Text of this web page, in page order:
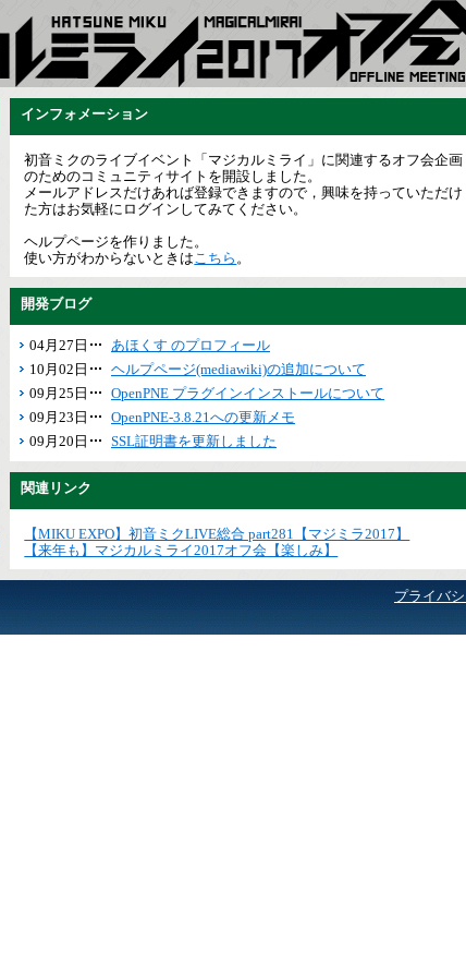
インフォメーション
初音ミクのライブイベント「マジカルミライ」に関連するオフ会企画
のためのコミュニティサイトを開設しました。
メールアドレスだけあれば登録できますので，興味を持っていただけ
た方はお気軽にログインしてみてください。
ヘルプページを作りました。
使い方がわからないときはこちら 。
開発ブログ
04月27日
あほくす のプロフィール
10月02日
ヘルプページ(mediawiki)の追加について
09月25日
OpenPNE プラグインインストールについて
09月23日
OpenPNE-3.8.21への更新メモ
09月20日
SSL証明書を更新しました
関連リンク
【MIKU EXPO】初音ミクLIVE総合 part281【マジミラ2017】
【来年も】マジカルミライ2017オフ会【楽しみ】
プライバ